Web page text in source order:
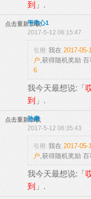
到 」.
点击重新加载
平常心1
2017-5-12 06:15:47
引用: 我在 2017-05-
户,获得随机奖励 百
6
我今天最想说:「
到 」.
点击重新加载
孙康
2017-5-12 06:35:43
引用: 我在 2017-05-
户,获得随机奖励 百
我今天最想说:「
到 」.